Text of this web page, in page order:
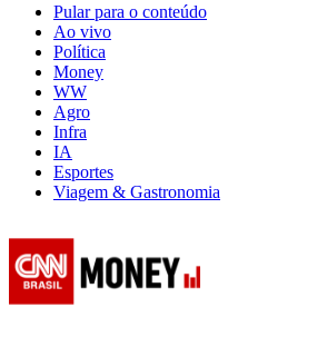
Pular para o conteúdo
Ao vivo
Política
Money
WW
Agro
Infra
IA
Esportes
Viagem & Gastronomia